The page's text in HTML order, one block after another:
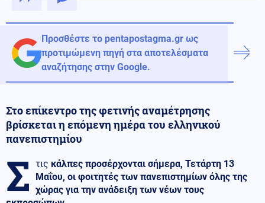
Προσθέστε το pentapostagma.gr ως
προτιμώμενη πηγή στα αποτελέσματα
αναζήτησης στην Google.
Στο επίκεντρο της φετινής αναμέτρησης
βρίσκεται η επόμενη ημέρα του ελληνικού
πανεπιστημίου
Σ τις κάλπες προσέρχονται σήμερα, Τετάρτη 13
Μαΐου, οι φοιτητές των πανεπιστημίων όλης της
χώρας για την ανάδειξη των νέων τους